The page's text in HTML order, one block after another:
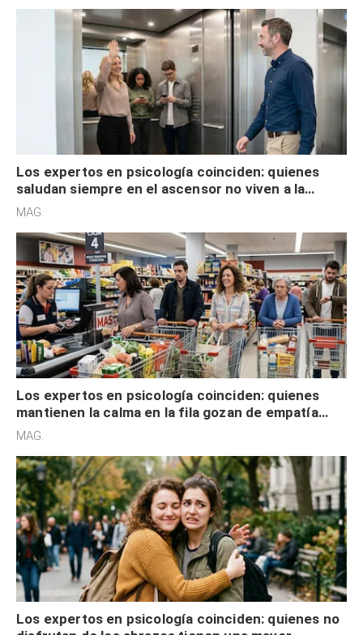
Los expertos en psicología coinciden: quienes
saludan siempre en el ascensor no viven a la
defensiva y tienen apertura social
MAG.
Los expertos en psicología coinciden: quienes
mantienen la calma en la fila gozan de empatía
cognitiva, gratitud y no solo tienen autocontrol
MAG.
Los expertos en psicología coinciden: quienes no